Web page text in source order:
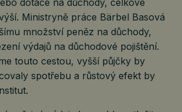
dotace na důchody, celkové
Ministryně práce Bärbel Basová
množství peněz na důchody,
výdajů na důchodové pojištění.
touto cestou, vyšší půjčky by
spotřebu a růstový efekt by